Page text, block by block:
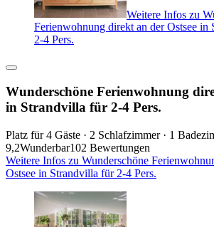
Weitere Infos zu
Ferienwohnung direkt an der Ostsee in
2-4 Pers.
Wunderschöne Ferienwohnung
in Strandvilla für 2-4 Pers.
Platz für 4 Gäste · 2 Schlafzimmer · 1
9,2Wunderbar102 Bewertungen
Weitere Infos zu Wunderschöne
Ostsee in Strandvilla für 2-4 Pers.